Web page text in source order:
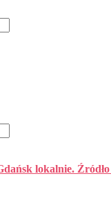
lokalnie.